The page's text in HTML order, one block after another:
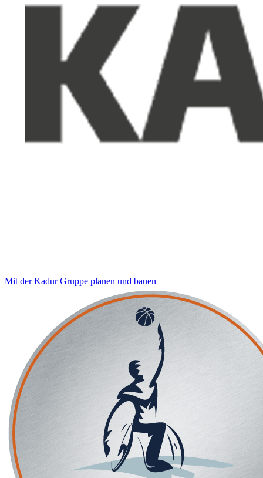
Mit der Kadur Gruppe planen und bauen